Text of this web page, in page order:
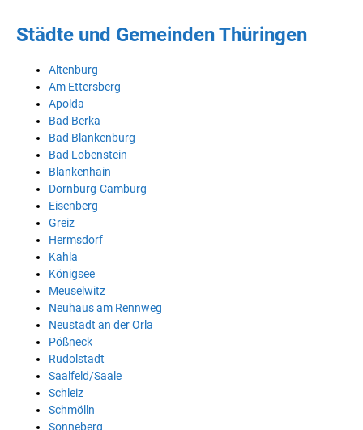
Städte und Gemeinden Thüringen
Altenburg
Am Ettersberg
Apolda
Bad Berka
Bad Blankenburg
Bad Lobenstein
Blankenhain
Dornburg-Camburg
Eisenberg
Greiz
Hermsdorf
Kahla
Königsee
Meuselwitz
Neuhaus am Rennweg
Neustadt an der Orla
Pößneck
Rudolstadt
Saalfeld/Saale
Schleiz
Schmölln
Sonneberg